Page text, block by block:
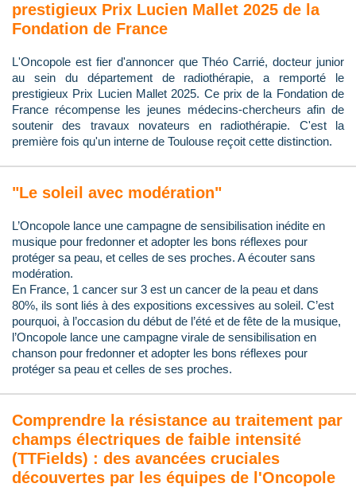
prestigieux Prix Lucien Mallet 2025 de la
Fondation de France
L'Oncopole est fier d'annoncer que Théo Carrié, docteur junior
au sein du département de radiothérapie, a remporté le
prestigieux Prix Lucien Mallet 2025. Ce prix de la Fondation de
France récompense les jeunes médecins-chercheurs afin de
soutenir des travaux novateurs en radiothérapie. C'est la
première fois qu'un interne de Toulouse reçoit cette distinction.
"Le soleil avec modération"
L’Oncopole lance une campagne de sensibilisation inédite en
musique pour fredonner et adopter les bons réflexes pour
protéger sa peau, et celles de ses proches. A écouter sans
modération.
En France, 1 cancer sur 3 est un cancer de la peau et dans
80%, ils sont liés à des expositions excessives au soleil. C’est
pourquoi, à l’occasion du début de l’été et de fête de la musique,
l’Oncopole lance une campagne virale de sensibilisation en
chanson pour fredonner et adopter les bons réflexes pour
protéger sa peau et celles de ses proches.
Comprendre la résistance au traitement par
champs électriques de faible intensité
(TTFields) : des avancées cruciales
découvertes par les équipes de l'Oncopole